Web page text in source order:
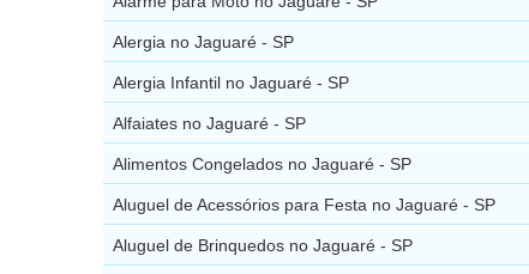
Alergia no Jaguaré - SP
Alergia Infantil no Jaguaré - SP
Alfaiates no Jaguaré - SP
Alimentos Congelados no Jaguaré - SP
Aluguel de Acessórios para Festa no Jaguaré - SP
Aluguel de Brinquedos no Jaguaré - SP